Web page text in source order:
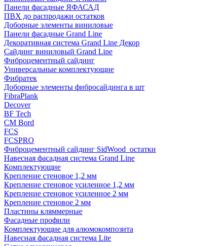
Панели фасадные ЯФАСАД
ПВХ до распродажи остатков
Доборные элементы виниловые
Панели фасадные Grand Line
Декоративная система Grand Line Декор
Сайдинг виниловый Grand Line
Фиброцементный сайдинг
Универсальные комплектующие
Фибратек
Доборные элементы фибросайдинга в шт
FibraPlank
Decover
BF Tech
CM Bord
FCS
FCSPRO
Фиброцементный сайдинг SidWood_остатки
Навесная фасадная система Grand Line
Комплектующие
Крепление стеновое 1,2 мм
Крепление стеновое усиленное 1,2 мм
Крепление стеновое усиленное 2 мм
Крепление стеновое 2 мм
Пластины кляммерные
Фасадные профили
Комплектующие для алюмокомпозита
Навесная фасадная система Lite